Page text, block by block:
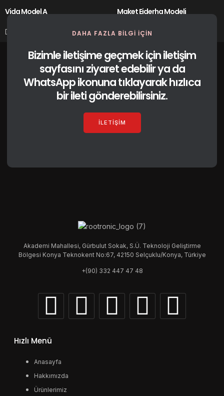
Vida Model A
Devamını oku
Maket Ejderha Modeli
Devamını oku
DAHA FAZLA BILGI IÇIN
Bizimle iletişime geçmek için iletişim
sayfasını ziyaret edebilir ya da
WhatsApp ikonuna tıklayarak hızlıca
bir ileti gönderebilirsiniz.
İLETIŞIM
Akademi Mahallesi, Gürbulut Sokak, S.Ü. Teknoloji Geliştirme
Bölgesi Konya Teknokent No:67, 42150 Selçuklu/Konya, Türkiye
+(90) 332 447 47 48
Hızlı Menü
Anasayfa
Hakkımızda
Ürünlerimiz